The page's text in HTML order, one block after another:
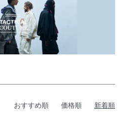
おすすめ順 価格順 新着順